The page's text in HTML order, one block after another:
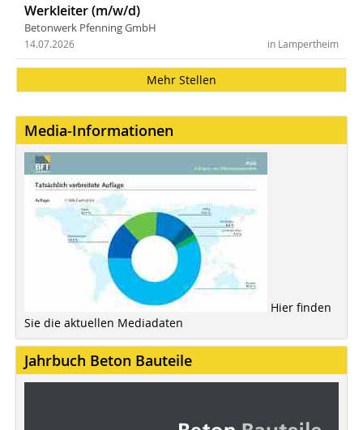
Werkleiter (m/w/d)
Betonwerk Pfenning GmbH
in Lampertheim
14.07.2026
Mehr Stellen
Media-Informationen
Hier finden
Sie die aktuellen Mediadaten
Jahrbuch Beton Bauteile